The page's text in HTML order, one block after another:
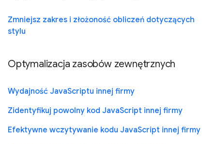
Zmniejsz zakres i złożoność obliczeń dotyczących
stylu
Optymalizacja zasobów zewnętrznych
Wydajność JavaScriptu innej firmy
Zidentyfikuj powolny kod JavaScript innej firmy
Efektywne wczytywanie kodu JavaScript innej firmy